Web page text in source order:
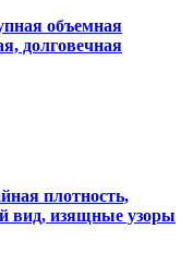
объемная
долговечная
плотность,
вид, изящные узоры